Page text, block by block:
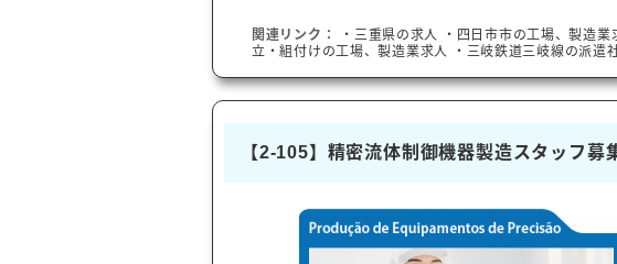
関連リンク： ・ 三重県の求人 ・ 四日市市の工場、製造業
立・組付けの工場、製造業求人
・ 三岐鉄道三岐線 の派遣
【2-105】精密流体制御機器製造スタッフ